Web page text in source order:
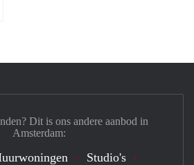
Dit is ons andere aanbod in
Amsterdam:
Studio's